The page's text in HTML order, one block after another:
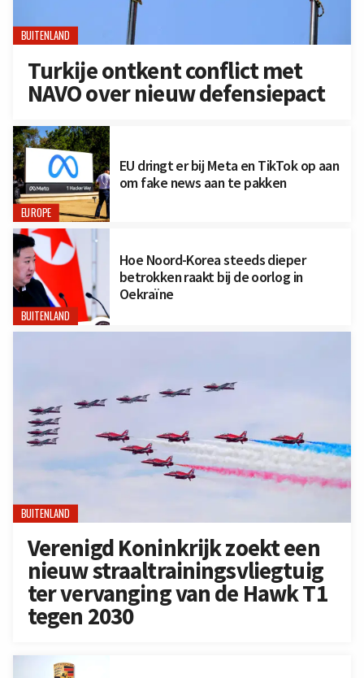
BUITENLAND
Turkije ontkent conflict met
NAVO over nieuw defensiepact
EUROPE
EU dringt er bij Meta en TikTok op aan
om fake news aan te pakken
BUITENLAND
Hoe Noord-Korea steeds dieper
betrokken raakt bij de oorlog in
Oekraïne
BUITENLAND
Verenigd Koninkrijk zoekt een
nieuw straaltrainingsvliegtuig
ter vervanging van de Hawk T1
tegen 2030